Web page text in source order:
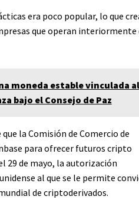
era poco popular, lo que
que operan interiormente
moneda estable vinculada al
bajo el Consejo de Paz
la Comisión de Comercio de
para ofrecer futuros cripto
29 de mayo, la autorización
al que se le permite
de criptoderivados.